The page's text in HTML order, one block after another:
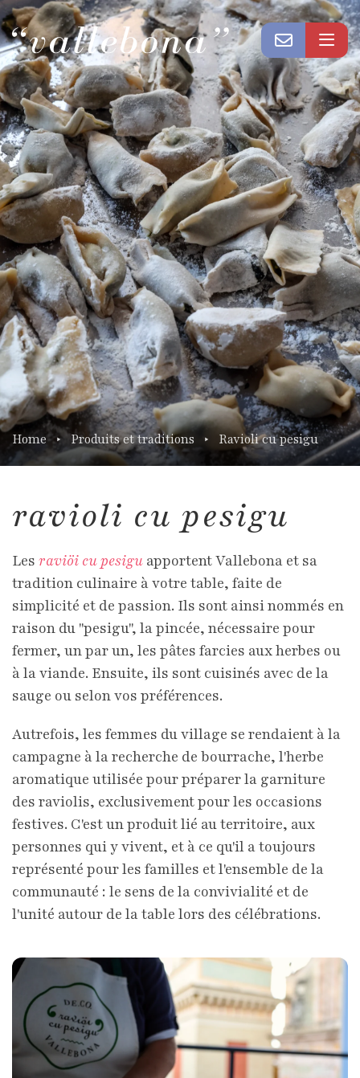
Home Produits et traditions Ravioli cu pesigu
ravioli cu pesigu
Les raviöi cu pesigu apportent Vallebona et sa
tradition culinaire à votre table, faite de
simplicité et de passion. Ils sont ainsi nommés en
raison du "pesigu", la pincée, nécessaire pour
fermer, un par un, les pâtes farcies aux herbes ou
à la viande. Ensuite, ils sont cuisinés avec de la
sauge ou selon vos préférences.
Autrefois, les femmes du village se rendaient à la
campagne à la recherche de bourrache, l'herbe
aromatique utilisée pour préparer la garniture
des raviolis, exclusivement pour les occasions
festives. C'est un produit lié au territoire, aux
personnes qui y vivent, et à ce qu'il a toujours
représenté pour les familles et l'ensemble de la
communauté : le sens de la convivialité et de
l'unité autour de la table lors des célébrations.